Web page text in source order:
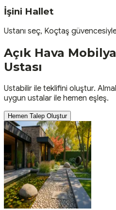
İşini Hallet
Ustanı seç, Koçtaş
Açık Hava
Ustası
Ustabilir ile teklifini oluştur.
uygun ustalar ile hemen eşleş.
Hemen Talep Oluştur